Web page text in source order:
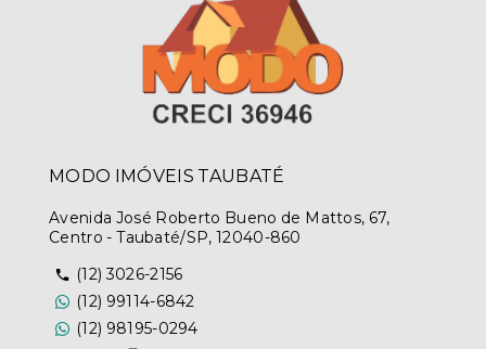
MODO IMÓVEIS TAUBATÉ
Avenida José Roberto Bueno de Mattos, 67,
Centro - Taubaté/SP, 12040-860
(12) 3026-2156
(12) 99114-6842
(12) 98195-0294